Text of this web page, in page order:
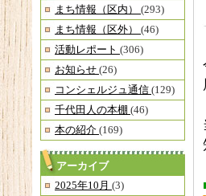
まち情報（区内） (293)
まち情報（区外） (46)
活動レポート (306)
お知らせ (26)
コンシェルジュ通信 (129)
千代田人の本棚 (46)
本の紹介 (169)
アーカイブ
2025年10月 (3)